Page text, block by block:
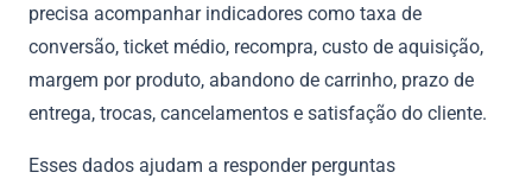
precisa acompanhar indicadores como taxa de
conversão, ticket médio, recompra, custo de aquisição,
margem por produto, abandono de carrinho, prazo de
entrega, trocas, cancelamentos e satisfação do cliente.
Esses dados ajudam a responder perguntas